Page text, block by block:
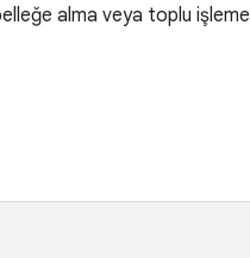
alma veya toplu işleme